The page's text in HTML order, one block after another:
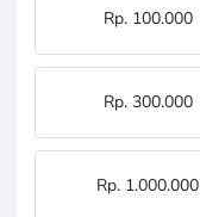
Rp. 100.000
Rp. 300.000
Rp. 1.000.000